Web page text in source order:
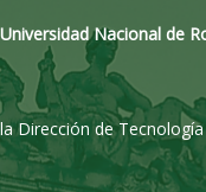
Nacional de
Dirección de